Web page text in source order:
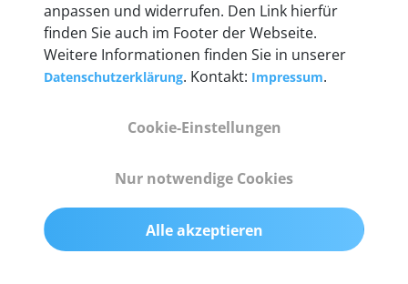
Technische Details &
Lieferumfang
Abmessungen
Gewicht
200 g
anpassen und widerrufen. Den Link hierfür
finden Sie auch im Footer der Webseite.
Weitere Informationen finden Sie in unserer
Datenschutzerklärung. Kontakt: Impressum.
Cookie-Einstellungen
Nur notwendige Cookies
Alle akzeptieren